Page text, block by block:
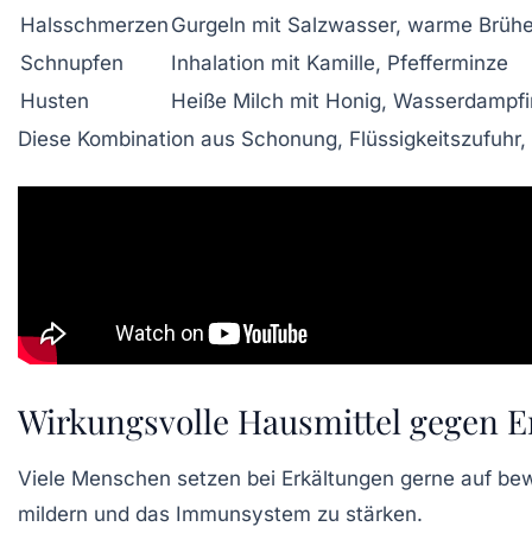
Halsschmerzen Gurgeln mit Salzwasser, warme
Schnupfen
Inhalation mit Kamille, Pfefferminze
Husten
Heiße Milch mit Honig,
Diese Kombination aus Schonung,
Wirkungsvolle Hausmittel gegen
Viele Menschen setzen bei Erkältungen gerne auf
mildern und das Immunsystem zu stärken.